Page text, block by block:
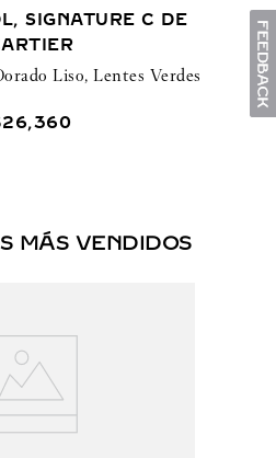
SIGNATURE C DE
Liso, Lentes Verdes
26,360
MÁS VENDIDOS